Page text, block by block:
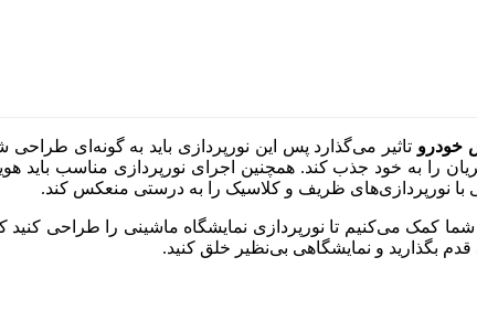
خودرو تاثیر می‌گذارد پس این نورپردازی باید به گونه‌ای
را به خود جذب کند. همچنین اجرای نورپردازی مناسب
با نورپردازی‌های ظریف و کلاسیک را به درستی منعکس کند.
شما کمک می‌کنیم تا نورپردازی نمایشگاه ماشینی را طراحی کنید
بگذارید و نمایشگاهی بی‌نظیر خلق کنید.